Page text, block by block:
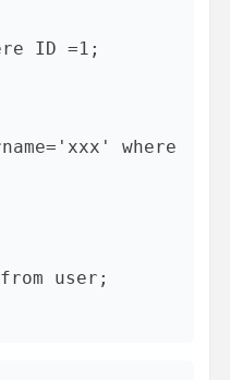
ID =1;
where
user;